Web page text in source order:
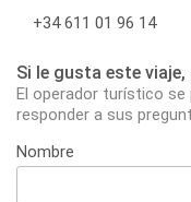
+34 611 01 96 14
Si le gusta este viaje,
El operador turístico
responder a sus
Nombre